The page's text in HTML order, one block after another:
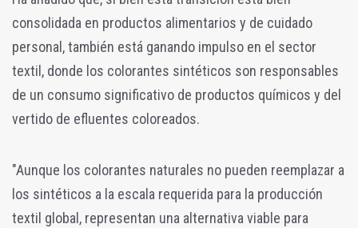
consolidada en productos alimentarios y de cuidado
personal, también está ganando impulso en el sector
textil, donde los colorantes sintéticos son responsables
de un consumo significativo de productos químicos y del
vertido de efluentes coloreados.
"Aunque los colorantes naturales no pueden reemplazar a
los sintéticos a la escala requerida para la producción
textil global, representan una alternativa viable para